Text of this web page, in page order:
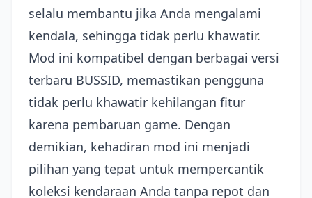
selalu membantu jika Anda mengalami
kendala, sehingga tidak perlu khawatir.
Mod ini kompatibel dengan berbagai versi
terbaru BUSSID, memastikan pengguna
tidak perlu khawatir kehilangan fitur
karena pembaruan game. Dengan
demikian, kehadiran mod ini menjadi
pilihan yang tepat untuk mempercantik
koleksi kendaraan Anda tanpa repot dan